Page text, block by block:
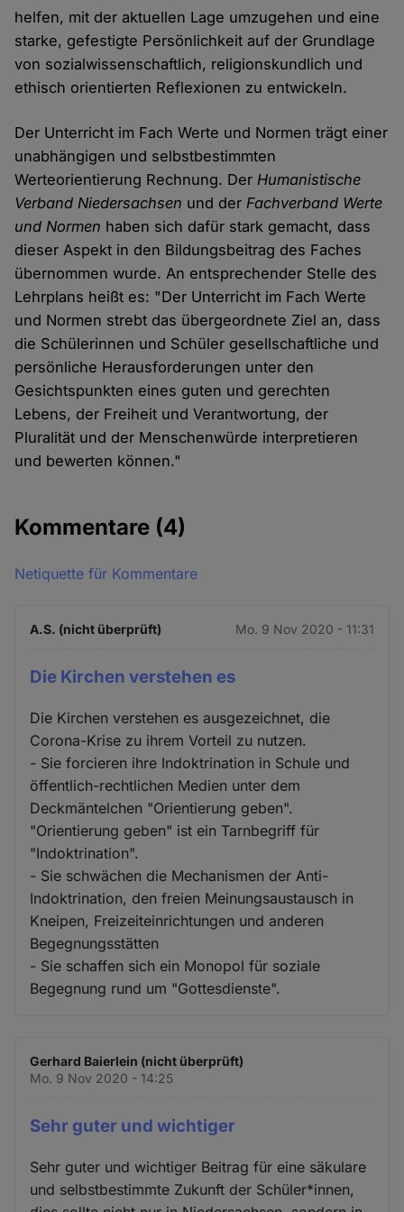
helfen, mit der aktuellen Lage umzugehen und eine
starke, gefestigte Persönlichkeit auf der Grundlage
von sozialwissenschaftlich, religionskundlich und
ethisch orientierten Reflexionen zu entwickeln.
Der Unterricht im Fach Werte und Normen trägt einer
unabhängigen und selbstbestimmten
Werteorientierung Rechnung. DerHumanistische
Verband Niedersachsen und derFachverband Werte
und Normen haben sich dafür stark gemacht, dass
dieser Aspekt in den Bildungsbeitrag des Faches
übernommen wurde. An entsprechender Stelle des
Lehrplans heißt es: "Der Unterricht im Fach Werte
und Normen strebt das übergeordnete Ziel an, dass
die Schülerinnen und Schüler gesellschaftliche und
persönliche Herausforderungen unter den
Gesichtspunkten eines guten und gerechten
Lebens, der Freiheit und Verantwortung, der
Pluralität und der Menschenwürde interpretieren
und bewerten können."
Kommentare (4)
Netiquette für Kommentare
A.S. (nicht überprüft) Mo. 9 Nov 2020 - 11:31
Die Kirchen verstehen es
Die Kirchen verstehen es ausgezeichnet, die
Corona-Krise zu ihrem Vorteil zu nutzen.
- Sie forcieren ihre Indoktrination in Schule und
öffentlich-rechtlichen Medien unter dem
Deckmäntelchen "Orientierung geben".
"Orientierung geben" ist ein Tarnbegriff für
"Indoktrination".
- Sie schwächen die Mechanismen der Anti-
Indoktrination, den freien Meinungsaustausch in
Kneipen, Freizeiteinrichtungen und anderen
Begegnungsstätten
- Sie schaffen sich ein Monopol für soziale
Begegnung rund um "Gottesdienste".
Gerhard Baierlein (nicht überprüft)
Mo. 9 Nov 2020 - 14:25
Sehr guter und wichtiger
Sehr guter und wichtiger Beitrag für eine säkulare
und selbstbestimmte Zukunft der Schüler*innen,